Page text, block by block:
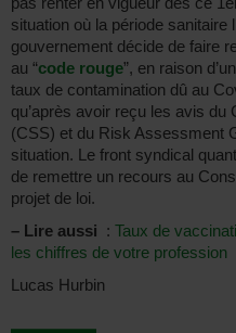
situation où la période sanitaire
gouvernement décide de faire
au “code rouge”, en raison
taux de contamination dû au
qu’après avoir reçu les avis du
(CSS) et du Risk Assessment
situation. Le front syndical
de remettre un recours au
projet de loi.
– Lire aussi : Taux de
les chiffres de votre profession
Lucas Hurbin